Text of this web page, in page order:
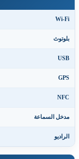
Wi-
السماعة